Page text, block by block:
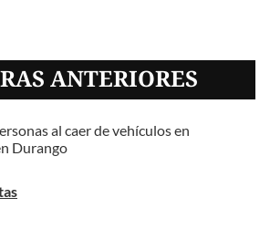
ANTERIORES
al caer de vehículos en
Durango